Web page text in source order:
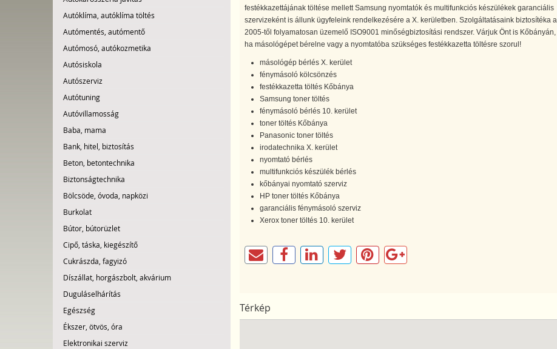
Autóklíma, autóklíma töltés
Autómentés, autómentő
Autómosó, autókozmetika
Autósiskola
Autószerviz
Autótuning
Autóvillamosság
Baba, mama
Bank, hitel, biztosítás
Beton, betontechnika
Biztonságtechnika
Bölcsöde, óvoda, napközi
Burkolat
Bútor, bútorüzlet
Cipő, táska, kiegészítő
Cukrászda, fagyizó
Díszállat, horgászbolt, akvárium
Duguláselhárítás
Egészség
Ékszer, ötvös, óra
Elektronikai szerviz
festékkazettájának töltése mellett Samsung nyomtatók és multifunkciós készülékek garanciális
szervizeként is állunk ügyfeleink rendelkezésére a X. kerületben. Szolgáltatásaink biztosítéka a
2005-től folyamatosan üzemelő ISO9001 minőségbiztosítási rendszer. Várjuk Önt is Kőbányán,
ha másológépet bérelne vagy a nyomtatóba szükséges festékkazetta töltésre szorul!
másológép bérlés X. kerület
fénymásoló kölcsönzés
festékkazetta töltés Kőbánya
Samsung toner töltés
fénymásoló bérlés 10. kerület
toner töltés Kőbánya
Panasonic toner töltés
irodatechnika X. kerület
nyomtató bérlés
multifunkciós készülék bérlés
kőbányai nyomtató szerviz
HP toner töltés Kőbánya
garanciális fénymásoló szerviz
Xerox toner töltés 10. kerület
Térkép